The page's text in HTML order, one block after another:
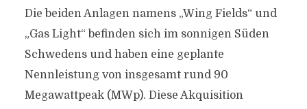
Die beiden Anlagen namens „Wing Fields“ und
„Gas Light“ befinden sich im sonnigen Süden
Schwedens und haben eine geplante
Nennleistung von insgesamt rund 90
Megawattpeak (MWp). Diese Akquisition